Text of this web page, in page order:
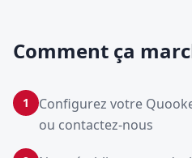
Comment ça
1
Configurez votre
ou contactez-nous